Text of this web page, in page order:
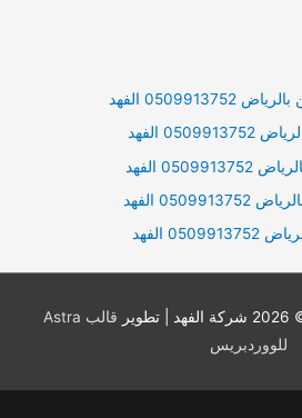
الفهد
الفهد
الفهد
الفهد
الفهد
شركة الفهد | تطوير
قالب Astra
للووردبريس